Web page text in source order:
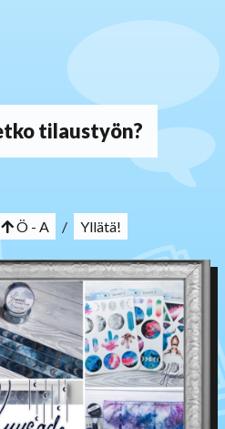
tilaustyön?
Ö - A / Yllätä!